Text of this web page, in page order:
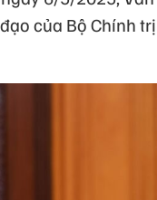
của Bộ Chính